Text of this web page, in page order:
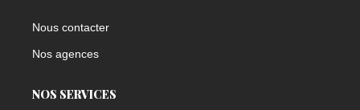
Nous contacter
Nos agences
NOS SERVICES